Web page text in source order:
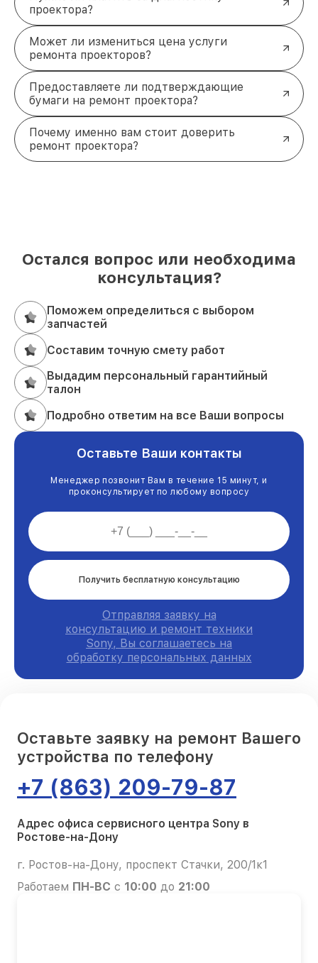
проектора?
Может ли измениться цена услуги
ремонта проекторов?
Предоставляете ли подтверждающие
бумаги на ремонт проектора?
Почему именно вам стоит доверить
ремонт проектора?
Остался вопрос или необходима
консультация?
Поможем определиться с выбором
запчастей
Составим точную смету работ
Выдадим персональный гарантийный
талон
Подробно ответим на все Ваши вопросы
Оставьте Ваши контакты
Менеджер позвонит Вам в течение 15 минут, и
проконсультирует по любому вопросу
Получить бесплатную консультацию
Отправляя заявку на
консультацию и ремонт техники
Sony, Вы соглашаетесь на
обработку персональных данных
Оставьте заявку на ремонт Вашего
устройства по телефону
+7 (863) 209-79-87
Адрес офиса сервисного центра Sony в
Ростове-на-Дону
г. Ростов-на-Дону, проспект Стачки, 200/1к1
Работаем ПН-ВС с 10:00 до 21:00